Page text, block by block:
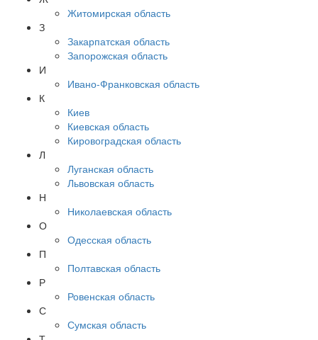
Житомирская область
З
Закарпатская область
Запорожская область
И
Ивано-Франковская область
К
Киев
Киевская область
Кировоградская область
Л
Луганская область
Львовская область
Н
Николаевская область
О
Одесская область
П
Полтавская область
Р
Ровенская область
С
Сумская область